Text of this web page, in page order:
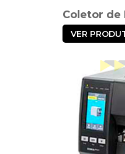
Coletor de
VER